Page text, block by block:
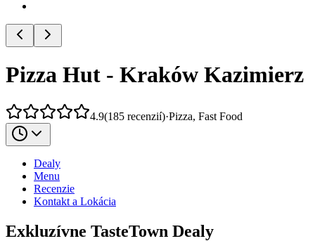
Pizza Hut - Kraków Kazimierz
4.9(185 recenzií)·Pizza, Fast Food
Dealy
Menu
Recenzie
Kontakt a Lokácia
Exkluzívne TasteTown Dealy